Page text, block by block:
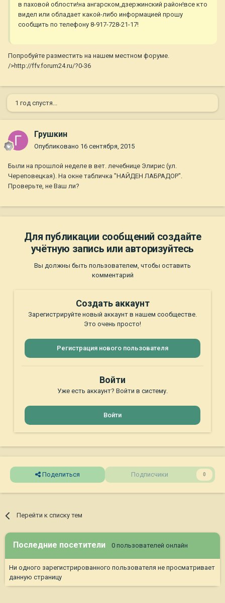
в паховой облости!на ангарском,дзержинский район!все кто
видел или обладает какой-либо информацией прошу
сообщить по телефону 8-917-728-21-17!
Попробуйте разместить на нашем местном форуме.
/>http://ffv.forum24.ru/?0-36
1 год спустя...
Грушкин
Опубликовано 16 сентября, 2015
Были на прошлой неделе в вет. лечебнице Элирис (ул.
Череповецкая). На окне табличка "НАЙДЕН ЛАБРАДОР".
Проверьте, не Ваш ли?
Для публикации сообщений создайте
учётную запись или авторизуйтесь
Вы должны быть пользователем, чтобы оставить
комментарий
Создать аккаунт
Зарегистрируйте новый аккаунт в нашем сообществе.
Это очень просто!
Регистрация нового пользователя
Войти
Уже есть аккаунт? Войти в систему.
Войти
Поделиться Подписчики 0
Перейти к списку тем
Последние посетители 0 пользователей онлайн
Ни одного зарегистрированного пользователя не просматривает
данную страницу